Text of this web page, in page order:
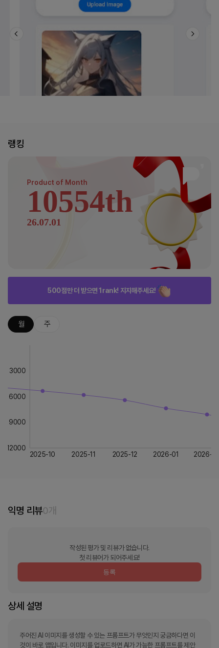
랭킹
Product of Month
10554th
26.07.01
500점만 더 받으면 1rank! 지지해주세요!
월 주
2025-10 2025-11 2025-12 2026-01 2026-
3000
6000
9000
12000
익명 리뷰0개
작성된 평가 및 리뷰가 없습니다.
첫 리뷰어가 되어주세요!
등록
상세 설명
주어진 AI 이미지를 생성할 수 있는 프롬프트가 무엇인지 궁금하다면 이
것이 바로 앱입니다. 이미지를 업로드하면 AI가 가능한 프롬프트를 제안